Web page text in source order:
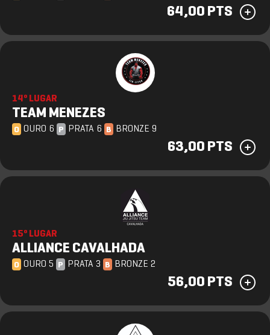
64,00 PTS
14º LUGAR
TEAM MENEZES
O OURO 6 P PRATA 6 B BRONZE 9
63,00 PTS
15º LUGAR
ALLIANCE CAVALHADA
O OURO 5 P PRATA 3 B BRONZE 2
56,00 PTS